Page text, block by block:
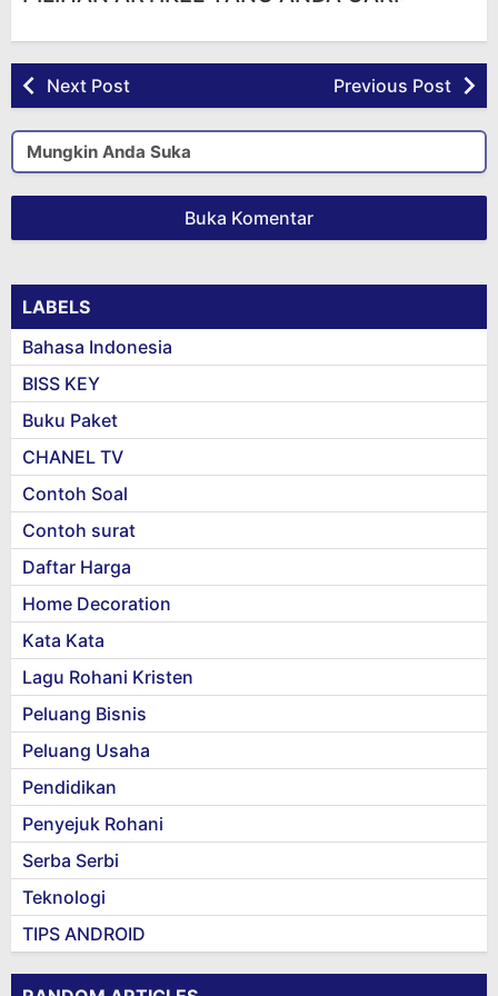
Next Post Previous Post
Mungkin Anda Suka
Buka Komentar
LABELS
Bahasa Indonesia
BISS KEY
Buku Paket
CHANEL TV
Contoh Soal
Contoh surat
Daftar Harga
Home Decoration
Kata Kata
Lagu Rohani Kristen
Peluang Bisnis
Peluang Usaha
Pendidikan
Penyejuk Rohani
Serba Serbi
Teknologi
TIPS ANDROID